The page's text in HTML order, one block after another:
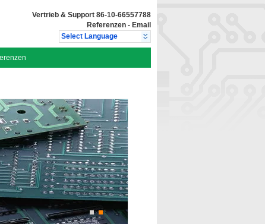
Vertrieb & Support 86-10-66557788
Referenzen - Email
Select Language